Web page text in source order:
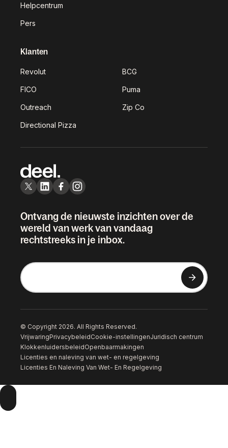
Helpcentrum
Pers
Klanten
Revolut BCG
FICO Puma
Outreach Zip Co
Directional Pizza
Ontvang de nieuwste inzichten over de
wereld van werk van vandaag
rechtstreeks in je inbox.
© Copyright 2026. All Rights Reserved.
VrijwaringPrivacybeleidCookie-instellingenJuridisch centrum
KlokkenluidersbeleidOpenbaarmakingen
Licenties en naleving van wet- en regelgeving
Licenties En Naleving Van Wet- En Regelgeving